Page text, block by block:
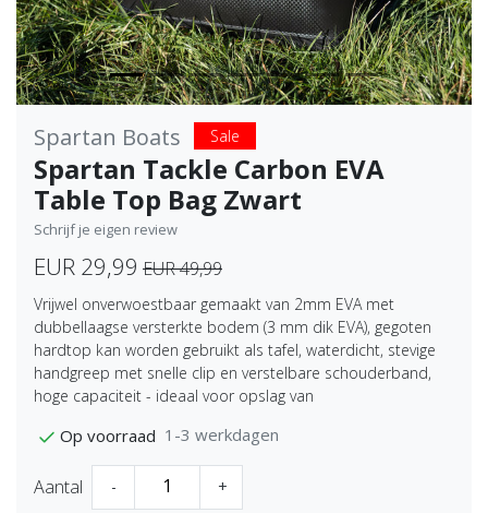
Spartan Boats Sale
Spartan Tackle Carbon EVA
Table Top Bag Zwart
Schrijf je eigen review
EUR 29,99 EUR 49,99
Vrijwel onverwoestbaar gemaakt van 2mm EVA met
dubbellaagse versterkte bodem (3 mm dik EVA), gegoten
hardtop kan worden gebruikt als tafel, waterdicht, stevige
handgreep met snelle clip en verstelbare schouderband,
hoge capaciteit - ideaal voor opslag van
Op voorraad 1-3 werkdagen
Aantal - +